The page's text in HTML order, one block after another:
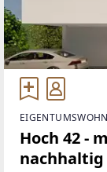
Hoch 42 -